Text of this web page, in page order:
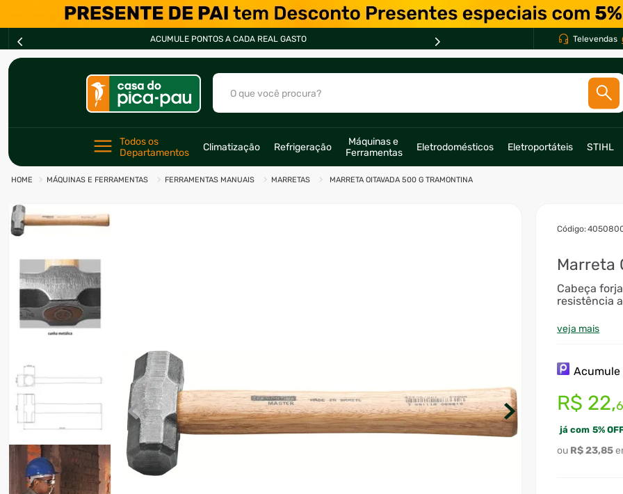
ACUMULE PONTOS A CADA REAL GASTO Televendas
O que você procura?
Todos os
Departamentos
Climatização Refrigeração
Máquinas e
Ferramentas
Eletrodomésticos Eletroportáteis STIHL
MÁQUINAS E FERRAMENTAS FERRAMENTAS MANUAIS MARRETAS MARRETA OITAVADA 500 G TRAMONTINA
:
Marreta
Cabeça
resistência
sistema de
aumentar
são
obter uma
veja mais
Acumule
R$ 22,
já com 5%
R$23,85
2º
fogão